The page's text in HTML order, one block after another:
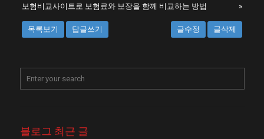
보험비교사이트로 보험료와 보장을 함께 비교하는 방법
»
목록보기 답글쓰기 글수정 글삭제
블로그 최근 글